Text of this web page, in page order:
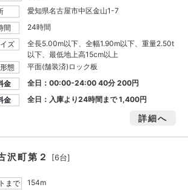
愛知県名古屋市中区金山1-7
間
24時間
ズ
全長5.00m以下、全幅1.90m以下、重量2.50t
以下、最低地上高15cm以上
態
平面(舗装済)ロック板
金
全日：00:00-24:00 40分 200円
金
全日：入庫より24時間まで1,400円
詳細へ
沢町第２ [6台]
まで
154m